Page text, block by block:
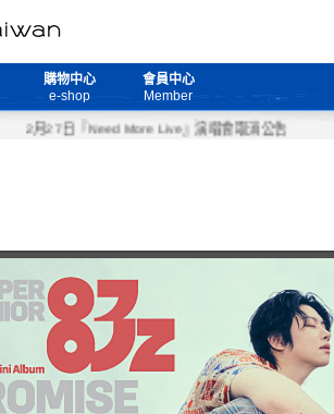
購物中心
e-shop
會員中心
Member
2月27日『Need More Live』演唱會取消公告